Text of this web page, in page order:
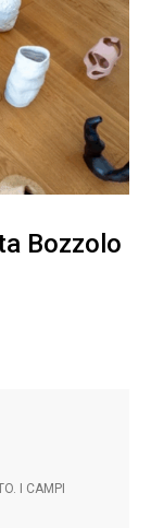
Bozzolo
I CAMPI